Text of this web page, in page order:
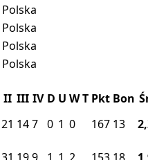
Polska
Polska
Polska
Polska
II III IV D U WT Pkt Bon
21 147 0 1 0 167 13